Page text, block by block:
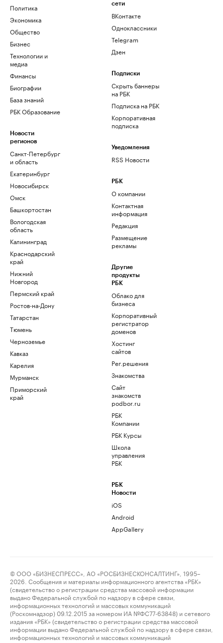
Политика
Экономика
Общество
Бизнес
Технологии и
медиа
Финансы
Биографии
База знаний
РБК Образование
Новости
регионов
Санкт-Петербург
и область
Екатеринбург
Новосибирск
Омск
Башкортостан
Вологодская
область
Калининград
Краснодарский
край
Нижний
Новгород
Пермский край
Ростов-на-Дону
Татарстан
Тюмень
Черноземье
Кавказ
Карелия
Мурманск
Приморский
край
сети
ВКонтакте
Одноклассники
Telegram
Дзен
Подписки
Скрыть баннеры
на РБК
Подписка на РБК
Корпоративная
подписка
Уведомления
RSS Новости
РБК
О компании
Контактная
информация
Редакция
Размещение
рекламы
Другие
продукты
РБК
Облако для
бизнеса
Корпоративный
регистратор
доменов
Хостинг
сайтов
Рег.решения
Знакомства
Сайт
знакомств
podbor.ru
РБК
Компании
РБК Курсы
Школа
управления
РБК
РБК
Новости
iOS
Android
AppGallery
© ООО «БИЗНЕСПРЕСС», АО «РОСБИЗНЕСКОНСАЛТИНГ», 1995–
2026. Сообщения и материалы информационного агентства «РБК»
(свидетельство о регистрации средства массовой информации
выдано Федеральной службой по надзору в сфере связи,
информационных технологий и массовых коммуникаций
(Роскомнадзор) 09.12.2015 за номером ИА №ФС77-63848) и сетевого
издания «РБК» (свидетельство о регистрации средства массовой
информации выдано Федеральной службой по надзору в сфере связи,
информационных технологий и массовых коммуникаций